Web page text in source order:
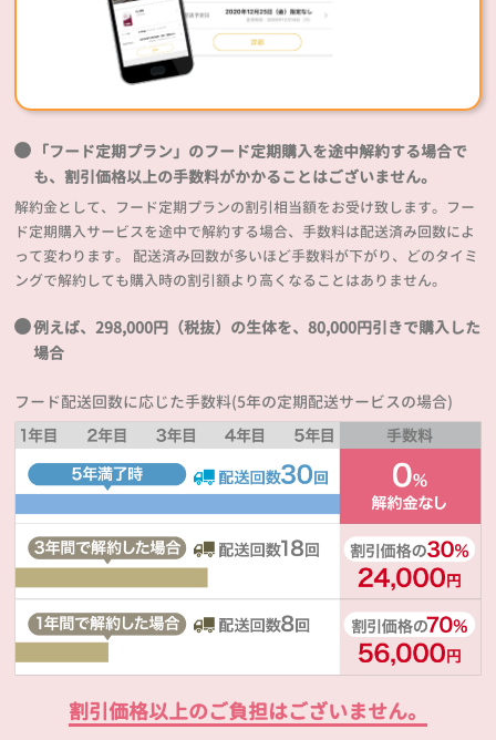
「フード定期プラン」のフード定期購入を途中解約する場合で
も、割引価格以上の手数料がかかることはございません。
解約金として、フード定期プランの割引相当額をお受け致します。フー
ド定期購入サービスを途中で解約する場合、手数料は配送済み回数によ
って変わります。 配送済み回数が多いほど手数料が下がり、どのタイミ
ングで解約しても購入時の割引額より高くなることはありません。
例えば、298,000円（税抜）の生体を、80,000円引きで購入した
場合
フード配送回数に応じた手数料(5年の定期配送サービスの場合)
割引価格以上のご負担はございません。